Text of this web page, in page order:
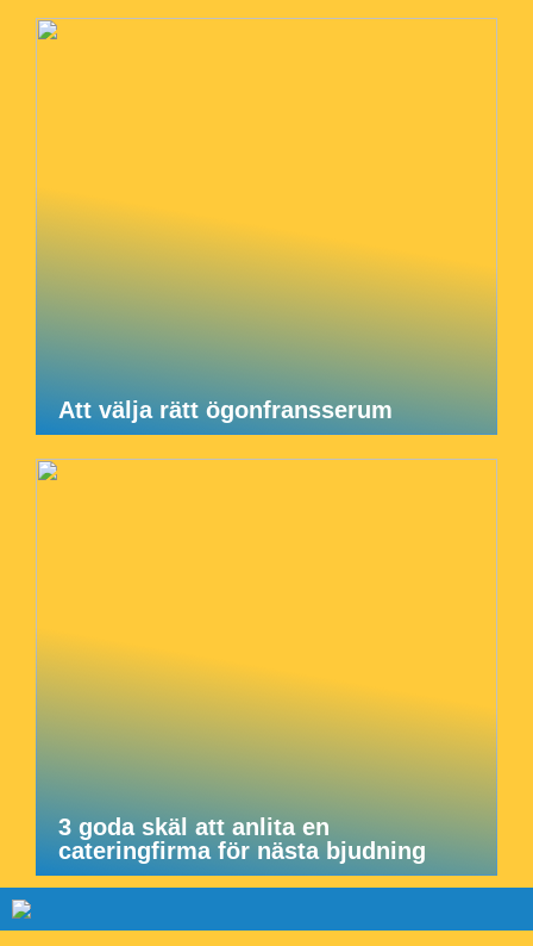
Att välja rätt ögonfransserum
3 goda skäl att anlita en
cateringfirma för nästa bjudning